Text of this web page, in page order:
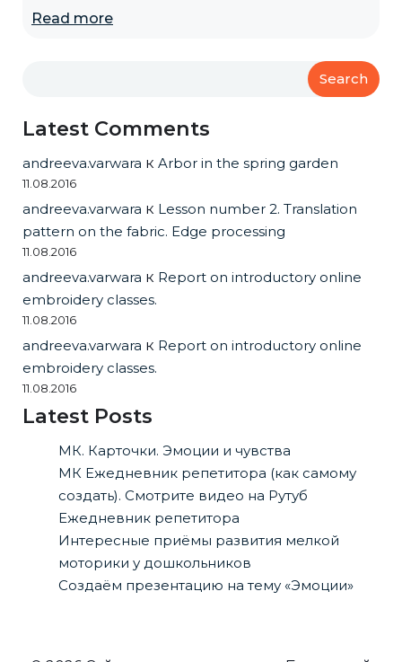
Read more
Search
Latest Comments
andreeva.varwara к Arbor in the spring garden
11.08.2016
andreeva.varwara к Lesson number 2. Translation
pattern on the fabric. Edge processing
11.08.2016
andreeva.varwara к Report on introductory online
embroidery classes.
11.08.2016
andreeva.varwara к Report on introductory online
embroidery classes.
11.08.2016
Latest Posts
МК. Карточки. Эмоции и чувства
МК Ежедневник репетитора (как самому
создать). Смотрите видео на Рутуб
Ежедневник репетитора
Интересные приёмы развития мелкой
моторики у дошкольников
Создаём презентацию на тему «Эмоции»